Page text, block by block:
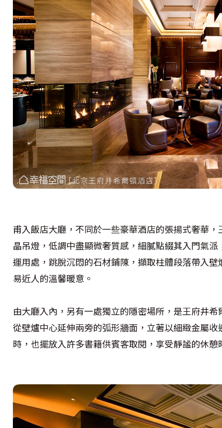
甫入飯店大廳，不同於一些豪華酒店的張揚式奢華
晶吊燈，低調中盡顯微奢質感，細膩點綴其入門氣
運用處，跳脫沉悶的石材鋪陳，擷取柱體段落帶入
易近人的溫馨暖意。
由大廳入內，另有一處獨立的隱密場所，是王府井
從壁爐中心延伸兩旁的弧形牆面，立著以細緻金屬
時，也擺放入許多書籍供賓客取閱，享受靜謐的休憩